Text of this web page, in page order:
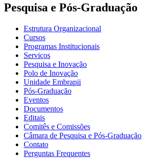
Pesquisa e Pós-Graduação
Estrutura Organizacional
Cursos
Programas Institucionais
Serviços
Pesquisa e Inovação
Polo de Inovação
Unidade Embrapii
Pós-Graduação
Eventos
Documentos
Editais
Comitês e Comissões
Câmara de Pesquisa e Pós-Graduação
Contato
Perguntas Frequentes